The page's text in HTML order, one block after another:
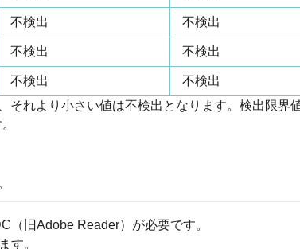
不検出 不検出
不検出 不検出
不検出
不検出
れより小さい値は不検出となります。検出限界
（旧Adobe Reader）が必要です。
す。